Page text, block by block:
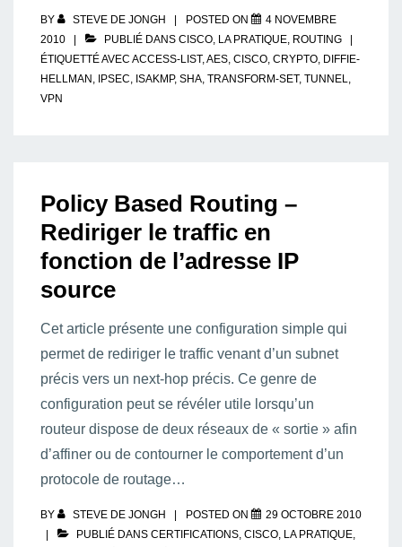
BY STEVE DE JONGH POSTED ON
4 NOVEMBRE
2010
PUBLIÉ DANS CISCO, LA PRATIQUE, ROUTING
ÉTIQUETTÉ AVEC ACCESS-LIST,AES, CISCO, CRYPTO, DIFFIE-
HELLMAN , IPSEC, ISAKMP, SHA, TRANSFORM-SET, TUNNEL,
VPN
Policy Based Routing –
Rediriger le traffic en
fonction de l’adresse IP
source
Cet article présente une configuration simple qui
permet de rediriger le traffic venant d’un subnet
précis vers un next-hop précis. Ce genre de
configuration peut se révéler utile lorsqu’un
routeur dispose de deux réseaux de « sortie » afin
d’affiner ou de contourner le comportement d’un
protocole de routage…
BY STEVE DE JONGH POSTED ON
29 OCTOBRE 2010
PUBLIÉ DANS CERTIFICATIONS, CISCO, LA PRATIQUE,